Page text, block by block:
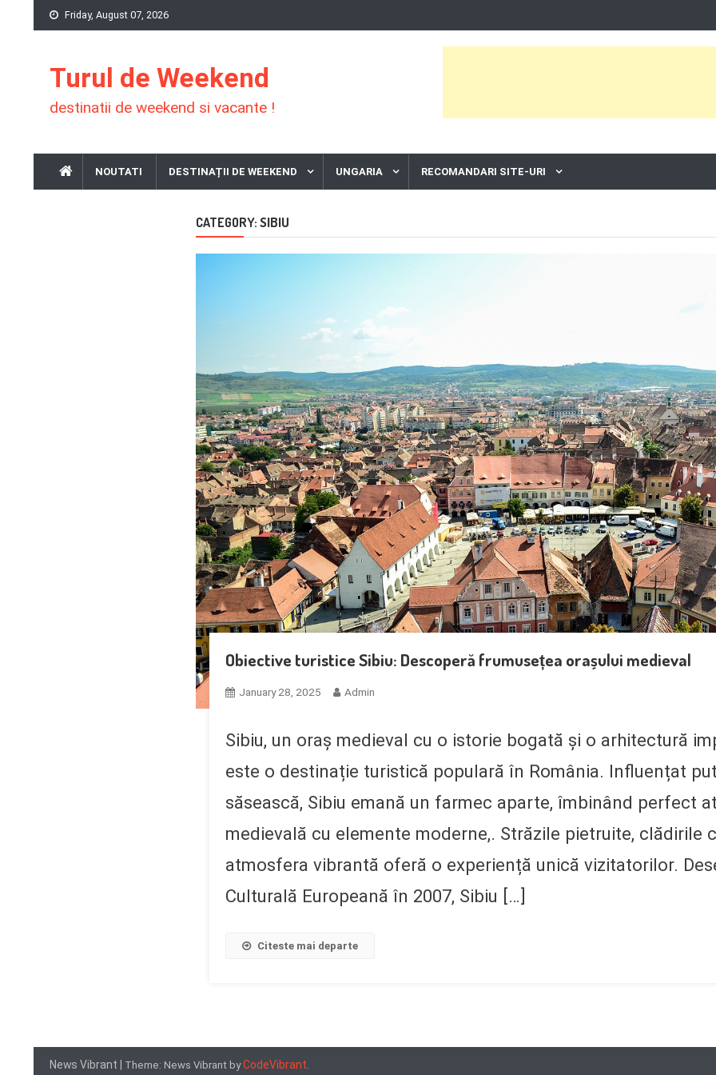
Skip
to
Friday, August 07, 2026
Turul de Weekend
destinatii de weekend si vacante !
NOUTATI DESTINAȚII DE WEEKEND UNGARIA RECOMANDARI SITE-URI
CATEGORY: SIBIU
Obiective turistice Sibiu: Descoperă frumusețea orașului medieval
January 28, 2025 Admin
Sibiu, un oraș medieval cu o istorie bogată și o arhitectură
este o destinație turistică populară în România. Influențat
săsească, Sibiu emană un farmec aparte, îmbinând perfect
medievală cu elemente moderne,. Străzile pietruite, clădirile
atmosfera vibrantă oferă o experiență unică vizitatorilor.
Culturală Europeană în 2007, Sibiu […]
Citeste mai departe
News Vibrant Theme: News Vibrant byCodeVibrant.